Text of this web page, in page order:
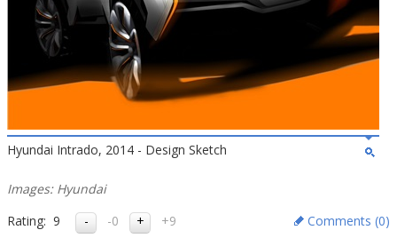
Hyundai Intrado, 2014 - Design Sketch
Images: Hyundai
Rating: 9 -0 +9 Comments (0)